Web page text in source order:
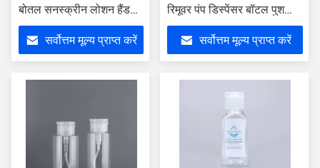
बोतल सनस्क्रीन लोशन हैंड
क्रीम के लिए
सर्वोत्तम मूल्य प्राप्त करें
रिमूवर पंप डिस्पेंसर बॉटल पुश
डाउन
सर्वोत्तम मूल्य प्राप्त करें